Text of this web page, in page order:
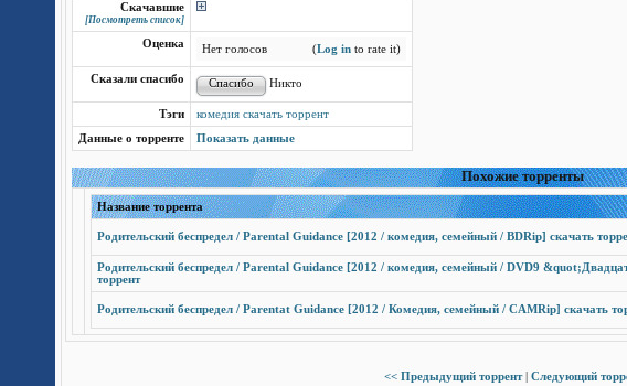
Скачавшие
[Посмотреть список]
Оценка Нет голосов (Log into rate it)
Сказали спасибо Никто
Тэги
комедия скачать торрент
Данные о торренте
Показать данные
Похожие торренты
Название торрента
Родительский беспредел / Parental Guidance [2012 / комедия, семейный / BDRip] скачать
Родительский беспредел / Parental Guidance [2012 / комедия, семейный / DVD9
торрент
Родительский беспредел / Parentat Guidance [2012 / Комедия, семейный / CAMRip] скачать
<< Предыдущий торрент Следующий